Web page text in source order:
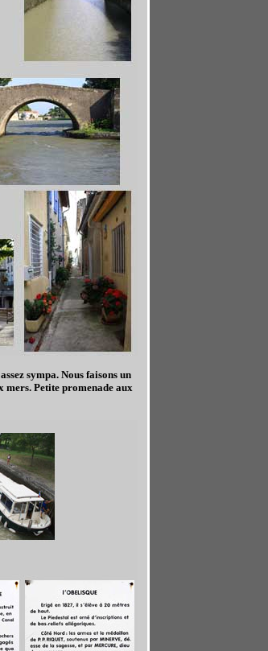
sympa. Nous faisons un
mers. Petite promenade aux